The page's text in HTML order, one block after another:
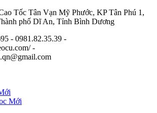
Tốc Tân Vạn Mỹ Phước, KP Tân Phú 1,
phố Dĩ An, Tỉnh Bình Dương
- 0981.82.35.39 -
-
Mới